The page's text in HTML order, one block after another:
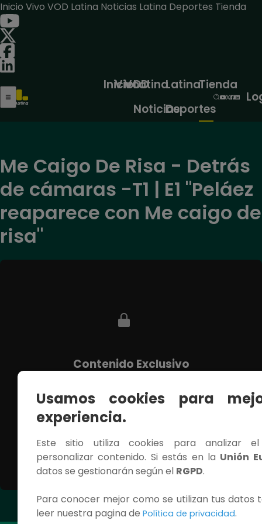
Inicio Vivo VOD Latina Noticias Latina Deportes Tienda
Inicio
Vivo
VOD
Latina
Noticias
Latina
Deportes
Tienda
Me Caigo De Risa - Detrás
de cámaras -T1 | E1 "Peláez
reaparece con Me caigo de
risa"
Contenido Exclusivo
completo.
INICIAR SESIÓN
Capítulo siguiente
Usamos cookies para
experiencia.
Este sitio utiliza cookies para analizar
personalizar contenido. Si estás en la Unión
datos se gestionarán según el RGPD.
Para conocer mejor como se utilizan tus datos
leer nuestra pagina de Política de privacidad.